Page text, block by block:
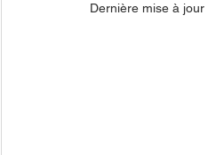
Pays de la LoireDernière mise à jour